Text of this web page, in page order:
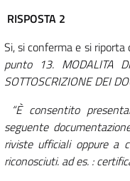
RISPOSTA 2
Si, si conferma e si
punto 13. MODALITA
SOTTOSCRIZIONE DEI
“È consentito
seguente
riviste ufficiali oppure a
riconosciuti. ad es. :